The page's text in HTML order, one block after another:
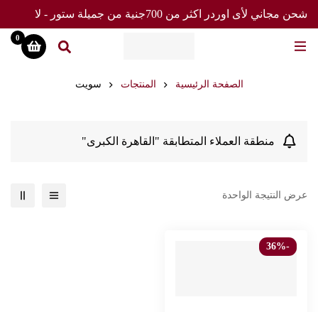
شحن مجاني لأى اوردر اكثر من 700جنية من جميلة ستور - لا
تفوت العرض
0
الصفحة الرئيسية المنتجات سويت
منطقة العملاء المتطابقة "القاهرة الكبرى"
عرض النتيجة الواحدة
-36%